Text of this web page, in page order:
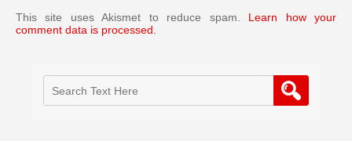
This site uses Akismet to reduce spam. Learn how your
comment data is processed.